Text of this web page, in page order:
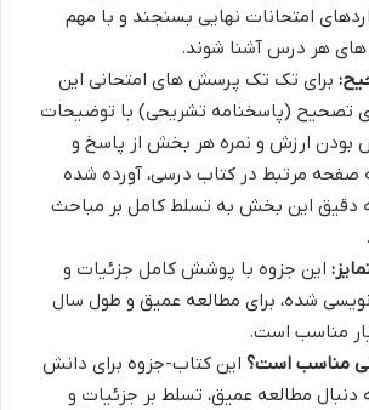
امتحانات نهایی بسنجند و با مهم
هر درس آشنا شوند.
برای تک تک پرسش های امتحانی این
تصحیح (پاسخنامه تشریحی) با توضیحات
ارزش و نمره هر بخش از پاسخ و
صفحه مرتبط در کتاب درسی، آورده شده
دقیق این بخش به تسلط کامل بر مباحث
این جزوه با پوشش کامل جزئیات و
نویسی شده، برای مطالعه عمیق و طول سال
مناسب است.
مناسب است؟ این کتاب-جزوه برای دانش
دنبال مطالعه عمیق، تسلط بر جزئیات و